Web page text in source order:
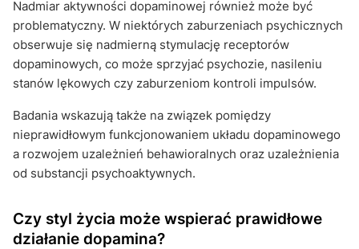
Nadmiar aktywności dopaminowej również może być
problematyczny. W niektórych zaburzeniach psychicznych
obserwuje się nadmierną stymulację receptorów
dopaminowych, co może sprzyjać psychozie, nasileniu
stanów lękowych czy zaburzeniom kontroli impulsów.
Badania wskazują także na związek pomiędzy
nieprawidłowym funkcjonowaniem układu dopaminowego
a rozwojem uzależnień behawioralnych oraz uzależnienia
od substancji psychoaktywnych.
Czy styl życia może wspierać prawidłowe
działanie dopamina?